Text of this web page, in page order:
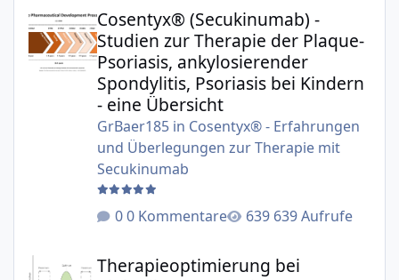
Cosentyx® (Secukinumab) -
Studien zur Therapie der Plaque-
Psoriasis, ankylosierender
Spondylitis, Psoriasis bei Kindern
- eine Übersicht
GrBaer185in Cosentyx® - Erfahrungen
und Überlegungen zur Therapie mit
Secukinumab
0 Kommentare
639 Aufrufe
Therapieoptimierung bei Biologika am Beispiel
Therapieoptimierung bei